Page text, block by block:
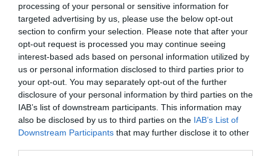
processing of your personal or sensitive information for
targeted advertising by us, please use the below opt-out
section to confirm your selection. Please note that after your
opt-out request is processed you may continue seeing
interest-based ads based on personal information utilized by
us or personal information disclosed to third parties prior to
your opt-out. You may separately opt-out of the further
disclosure of your personal information by third parties on the
IAB’s list of downstream participants. This information may
also be disclosed by us to third parties on the IAB’s List of
Downstream Participants that may further disclose it to other
Genkan, azaz a japán előszoba
Fotó:Applepy / Shutterstock
Ez is érdekelhet!
A japán konyhai módszer, amellyel
sokkal gyorsabb és egyszerűbb a
hétköznapi főzés